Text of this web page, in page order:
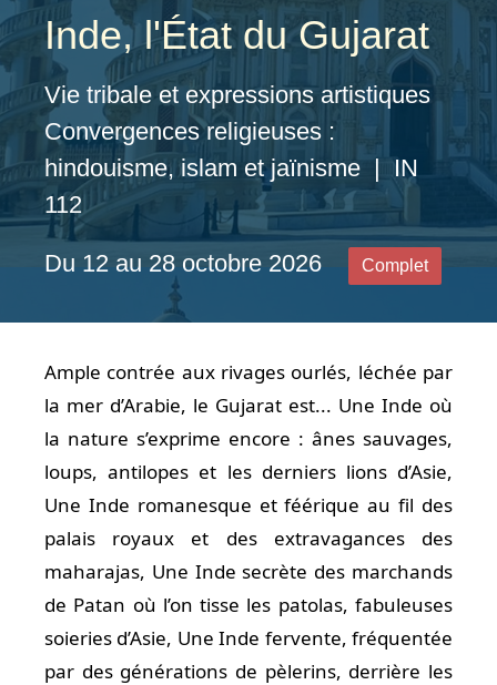
Inde, l'État du Gujarat
Vie tribale et expressions artistiques
Convergences religieuses :
hindouisme, islam et jaïnisme | IN
112
Du 12 au 28 octobre 2026 Complet
Ample contrée aux rivages ourlés, léchée par
la mer d’Arabie, le Gujarat est... Une Inde où
la nature s’exprime encore : ânes sauvages,
loups, antilopes et les derniers lions d’Asie,
Une Inde romanesque et féérique au fil des
palais royaux et des extravagances des
maharajas, Une Inde secrète des marchands
de Patan où l’on tisse les patolas, fabuleuses
soieries d’Asie, Une Inde fervente, fréquentée
par des générations de pèlerins, derrière les